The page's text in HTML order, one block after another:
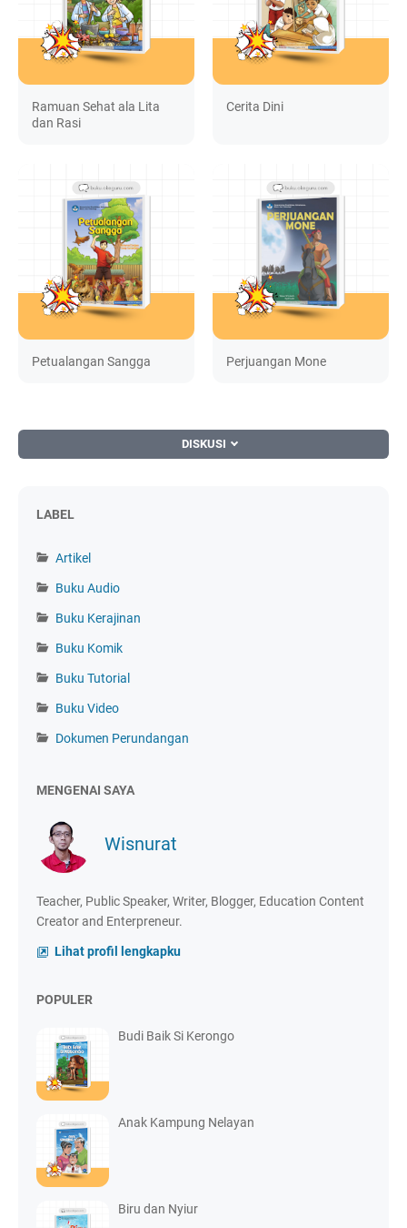
Ramuan Sehat ala Lita
dan Rasi
Cerita Dini
Petualangan Sangga Perjuangan Mone
DISKUSI
LABEL
Artikel
Buku Audio
Buku Kerajinan
Buku Komik
Buku Tutorial
Buku Video
Dokumen Perundangan
MENGENAI SAYA
Wisnurat
Teacher, Public Speaker, Writer, Blogger, Education Content
Creator and Enterpreneur.
Lihat profil lengkapku
POPULER
Budi Baik Si Kerongo
Anak Kampung Nelayan
Biru dan Nyiur